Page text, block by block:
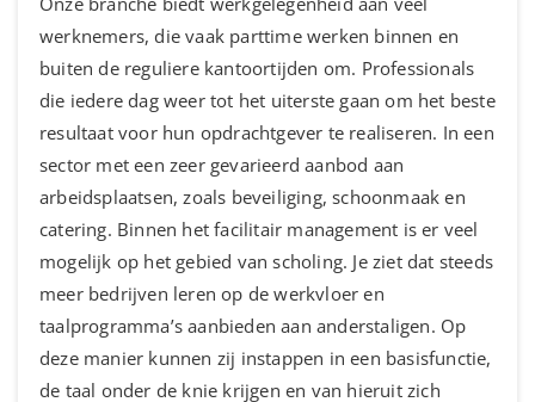
werknemers, die vaak parttime werken binnen en
buiten de reguliere kantoortijden om. Professionals
die iedere dag weer tot het uiterste gaan om het beste
resultaat voor hun opdrachtgever te realiseren. In een
sector met een zeer gevarieerd aanbod aan
arbeidsplaatsen, zoals beveiliging, schoonmaak en
catering. Binnen het facilitair management is er veel
mogelijk op het gebied van scholing. Je ziet dat steeds
meer bedrijven leren op de werkvloer en
taalprogramma’s aanbieden aan anderstaligen. Op
deze manier kunnen zij instappen in een basisfunctie,
de taal onder de knie krijgen en van hieruit zich